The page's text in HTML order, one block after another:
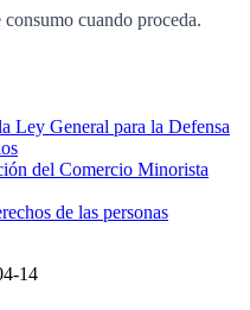
cuando proceda.
General para la Defensa
del Comercio Minorista
de las personas
14